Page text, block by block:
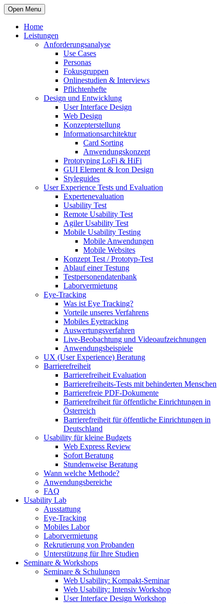
Open Menu
Home
Leistungen
Anforderungsanalyse
Use Cases
Personas
Fokusgruppen
Onlinestudien & Interviews
Pflichtenhefte
Design und Entwicklung
User Interface Design
Web Design
Konzepterstellung
Informationsarchitektur
Card Sorting
Anwendungskonzept
Prototyping LoFi & HiFi
GUI Element & Icon Design
Styleguides
User Experience Tests und Evaluation
Expertenevaluation
Usability Test
Remote Usability Test
Agiler Usability Test
Mobile Usability Testing
Mobile Anwendungen
Mobile Websites
Konzept Test / Prototyp-Test
Ablauf einer Testung
Testpersonendatenbank
Laborvermietung
Eye-Tracking
Was ist Eye Tracking?
Vorteile unseres Verfahrens
Mobiles Eyetracking
Auswertungsverfahren
Live-Beobachtung und Videoaufzeichnungen
Anwendungsbeispiele
UX (User Experience) Beratung
Barrierefreiheit
Barrierefreiheit Evaluation
Barrierefreiheits-Tests mit behinderten Menschen
Barrierefreie PDF-Dokumente
Barrierefreiheit für öffentliche Einrichtungen in
Österreich
Barrierefreiheit für öffentliche Einrichtungen in
Deutschland
Usability für kleine Budgets
Web Express Review
Sofort Beratung
Stundenweise Beratung
Wann welche Methode?
Anwendungsbereiche
FAQ
Usability Lab
Ausstattung
Eye-Tracking
Mobiles Labor
Laborvermietung
Rekrutierung von Probanden
Unterstützung für Ihre Studien
Seminare & Workshops
Seminare & Schulungen
Web Usability: Kompakt-Seminar
Web Usability: Intensiv Workshop
User Interface Design Workshop